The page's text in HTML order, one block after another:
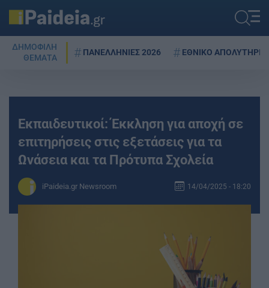
ΔΗΜΟΦΙΛΗ
ΘΕΜΑΤΑ
ΠΑΝΕΛΛΗΝΙΕΣ 2026 ΕΘΝΙΚΟ ΑΠΟΛΥΤΗΡΙΟ
Εκπαιδευτικοί: Έκκληση για αποχή σε
επιτηρήσεις στις εξετάσεις για τα
Ωνάσεια και τα Πρότυπα Σχολεία
iPaideia.gr Newsroom 14/04/2025 - 18:20